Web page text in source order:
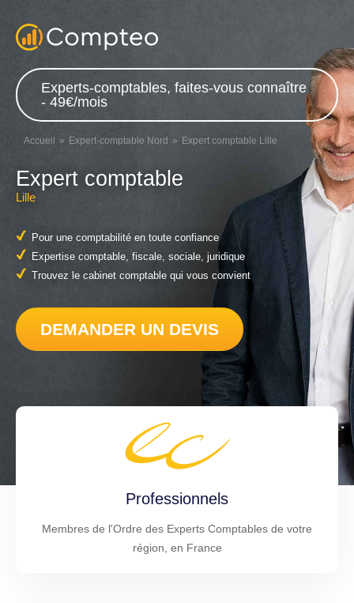
Experts-comptables, faites-vous connaître
- 49€/mois
Accueil Expert-comptable Nord Expert comptable Lille
Expert comptable
Lille
Pour une comptabilité en toute confiance
Expertise comptable, fiscale, sociale, juridique
Trouvez le cabinet comptable qui vous convient
DEMANDER UN DEVIS
Professionnels
Membres de l'Ordre des Experts Comptables de votre
région, en France